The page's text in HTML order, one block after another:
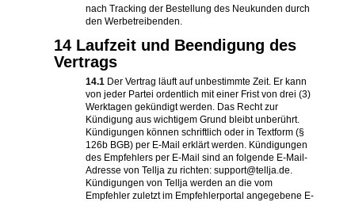
nach Tracking der Bestellung des Neukunden durch
den Werbetreibenden.
14 Laufzeit und Beendigung des
Vertrags
14.1 Der Vertrag läuft auf unbestimmte Zeit. Er kann
von jeder Partei ordentlich mit einer Frist von drei (3)
Werktagen gekündigt werden. Das Recht zur
Kündigung aus wichtigem Grund bleibt unberührt.
Kündigungen können schriftlich oder in Textform (§
126b BGB) per E-Mail erklärt werden. Kündigungen
des Empfehlers per E-Mail sind an folgende E-Mail-
Adresse von Tellja zu richten: support@tellja.de.
Kündigungen von Tellja werden an die vom
Empfehler zuletzt im Empfehlerportal angegebene E-